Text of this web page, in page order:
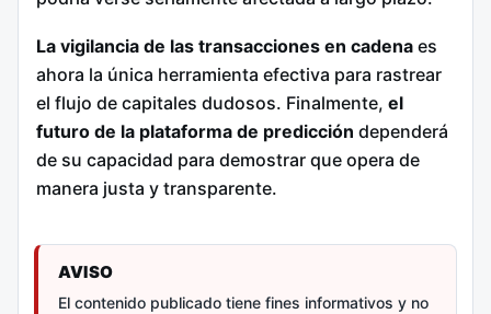
La vigilancia de las transacciones en cadena es
ahora la única herramienta efectiva para rastrear
el flujo de capitales dudosos. Finalmente, el
futuro de la plataforma de predicción dependerá
de su capacidad para demostrar que opera de
manera justa y transparente.
AVISO
El contenido publicado tiene fines informativos y no